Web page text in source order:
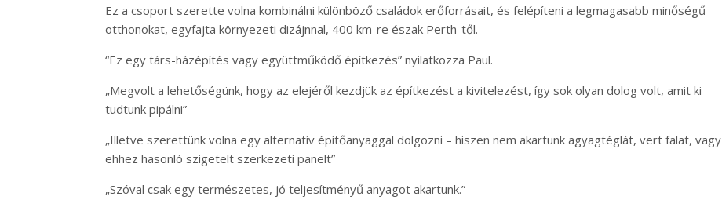
Ez a csoport szerette volna kombinálni különböző családok erőforrásait, és felépíteni a legmagasabb minőségű
otthonokat, egyfajta környezeti dizájnnal, 400 km-re észak Perth-től.
“Ez egy társ-házépítés vagy együttműködő építkezés” nyilatkozza Paul.
„Megvolt a lehetőségünk, hogy az elejéről kezdjük az építkezést a kivitelezést, így sok olyan dolog volt, amit ki
tudtunk pipálni”
„Illetve szerettünk volna egy alternatív építőanyaggal dolgozni – hiszen nem akartunk agyagtéglát, vert falat, vagy
ehhez hasonló szigetelt szerkezeti panelt”
„Szóval csak egy természetes, jó teljesítményű anyagot akartunk.”